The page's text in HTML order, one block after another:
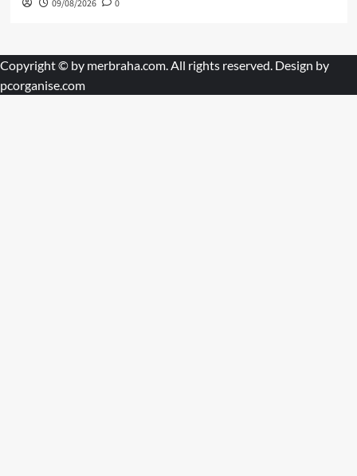
09/08/2026 0
Copyright © by merbraha.com . All rights reserved. Design by
pcorganise.com